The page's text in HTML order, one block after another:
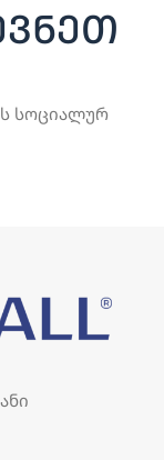
სოციალურ